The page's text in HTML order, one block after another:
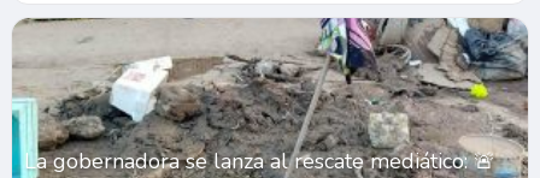
La gobernadora se lanza al rescate mediático: 🚨